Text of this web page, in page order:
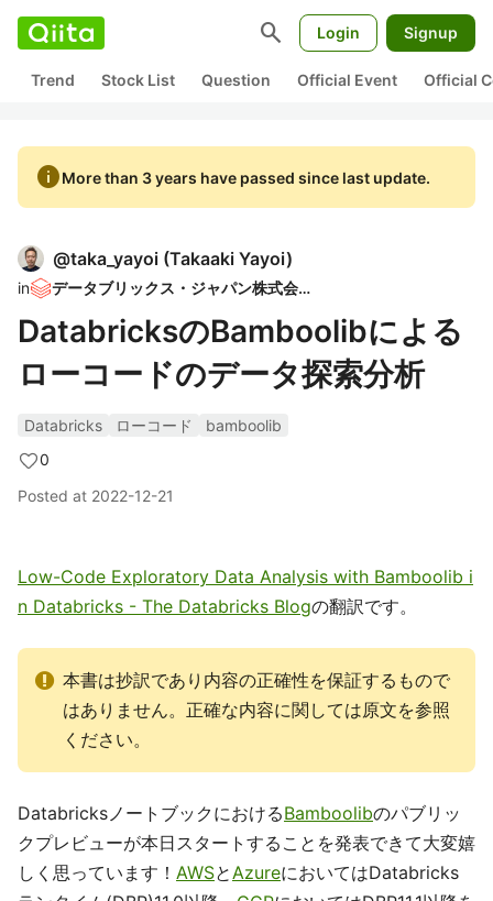
search Login Signup
Trend Stock List Question Official Event Official
infoMore than 3 years have passed since last update.
@taka_yayoi (Takaaki Yayoi)
in データブリックス・ジャパン株式会社
DatabricksのBamboolibによる
ローコードのデータ探索分析
Databricks ローコード
bamboolib
0
Posted at 2022-12-21
Low-Code Exploratory Data Analysis with Bamboolib i
n Databricks - The Databricks Blogの翻訳です。
本書は抄訳であり内容の正確性を保証するもので
はありません。正確な内容に関しては原文を参照
ください。
DatabricksノートブックにおけるBamboolibのパブリッ
クプレビューが本日スタートすることを発表できて大変嬉
しく思っています！ AWSとAzureにおいてはDatabricks